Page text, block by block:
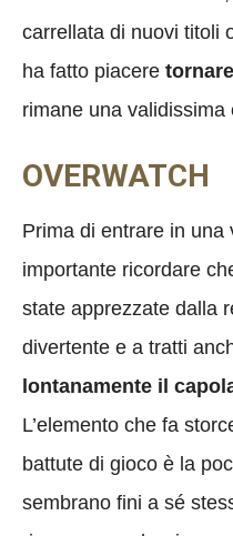
carrellata di nuovi titoli
ha fatto piacere
rimane una
OVERWATCH
Prima di entrare in
importante ricordare
state apprezzate dalla
divertente e a tratti
lontanamente il
L’elemento che fa
battute di gioco è la
sembrano fini a sé